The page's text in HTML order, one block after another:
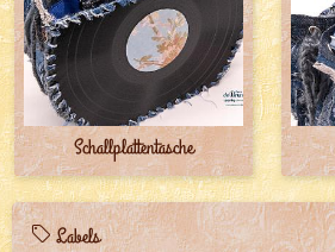
Schallplattentasche
Labels